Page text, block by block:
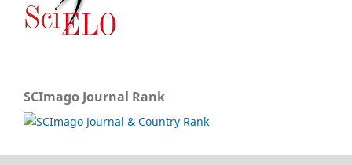
SCImago Journal Rank